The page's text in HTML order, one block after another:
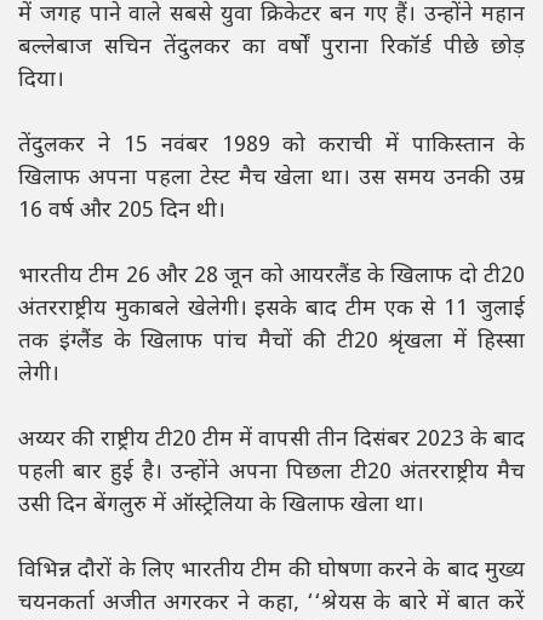
में जगह पाने वाले सबसे युवा क्रिकेटर बन गए हैं। उन्होंने महान
बल्लेबाज सचिन तेंदुलकर का वर्षों पुराना रिकॉर्ड पीछे छोड़
दिया।
तेंदुलकर ने 15 नवंबर 1989 को कराची में पाकिस्तान के
खिलाफ अपना पहला टेस्ट मैच खेला था। उस समय उनकी उम्र
16 वर्ष और 205 दिन थी।
भारतीय टीम 26 और 28 जून को आयरलैंड के खिलाफ दो टी20
अंतरराष्ट्रीय मुकाबले खेलेगी। इसके बाद टीम एक से 11 जुलाई
तक इंग्लैंड के खिलाफ पांच मैचों की टी20 श्रृंखला में हिस्सा
लेगी।
अय्यर की राष्ट्रीय टी20 टीम में वापसी तीन दिसंबर 2023 के बाद
पहली बार हुई है। उन्होंने अपना पिछला टी20 अंतरराष्ट्रीय मैच
उसी दिन बेंगलुरु में ऑस्ट्रेलिया के खिलाफ खेला था।
विभिन्न दौरों के लिए भारतीय टीम की घोषणा करने के बाद मुख्य
चयनकर्ता अजीत अगरकर ने कहा, ‘‘श्रेयस के बारे में बात करें